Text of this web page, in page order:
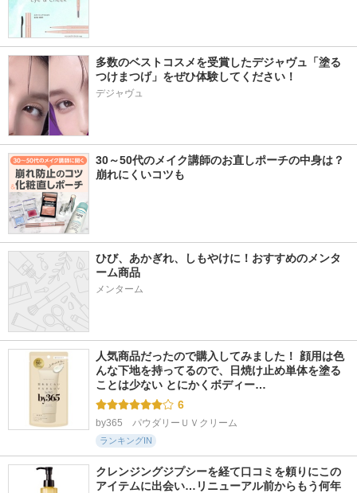
多数のベストコスメを受賞したデジャヴュ「塗る
つけまつげ」をぜひ体験してください！
デジャヴュ
30～50代のメイク講師のお直しポーチの中身は？
崩れにくいコツも
ひび、あかぎれ、しもやけに！おすすめのメンタ
ーム商品
メンターム
人気商品だったので購入してみました！ 顔用は色
んな下地を持ってるので、日焼け止め単体を塗る
ことは少ない とにかくボディー…
6
by365　パウダリーＵＶクリーム
ランキングIN
クレンジングジプシーを経て口コミを頼りにこの
アイテムに出会い…リニューアル前からもう何年